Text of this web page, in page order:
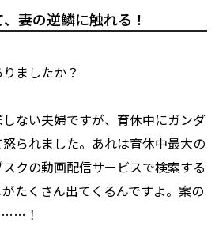
妻の逆鱗に触れる！
りましたか？
ない夫婦ですが、育休中にガンダ
られました。あれは育休中最大の
クの動画配信サービスで検索する
たくさん出てくるんですよ。案の
……！